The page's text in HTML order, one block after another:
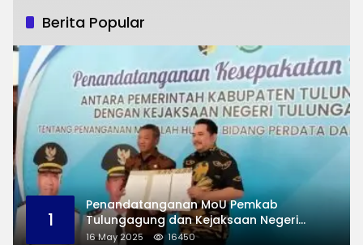
Berita Popular
1
Penandatanganan MoU Pemkab
Tulungagung dan Kejaksaan Negeri
Permasalahan Hukum
16 May 2025 16450